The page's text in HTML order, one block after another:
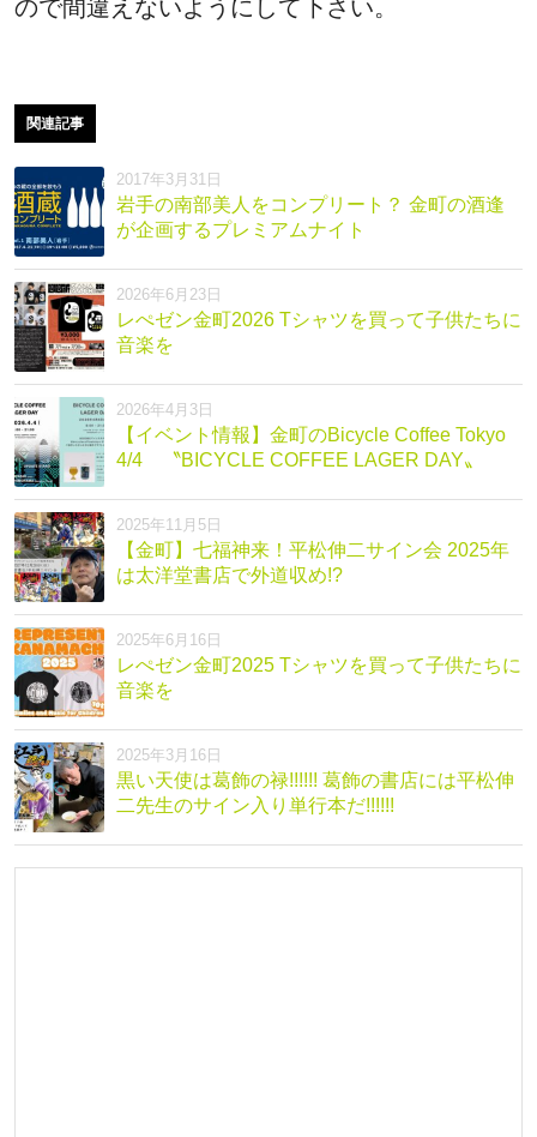
ので間違えないようにして下さい。
関連記事
2017年3月31日
岩手の南部美人をコンプリート？ 金町の酒逢
が企画するプレミアムナイト
2026年6月23日
レぺゼン金町2026 Tシャツを買って子供たちに
音楽を
2026年4月3日
【イベント情報】金町のBicycle Coffee Tokyo
4/4 〝BICYCLE COFFEE LAGER DAY〟
2025年11月5日
【金町】七福神来！平松伸二サイン会 2025年
は太洋堂書店で外道収め!?
2025年6月16日
レぺゼン金町2025 Tシャツを買って子供たちに
音楽を
2025年3月16日
黒い天使は葛飾の禄!!!!!! 葛飾の書店には平松伸
二先生のサイン入り単行本だ!!!!!!